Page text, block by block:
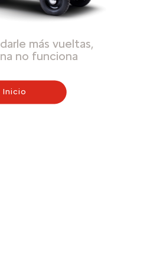
más vueltas,
no funciona
Inicio